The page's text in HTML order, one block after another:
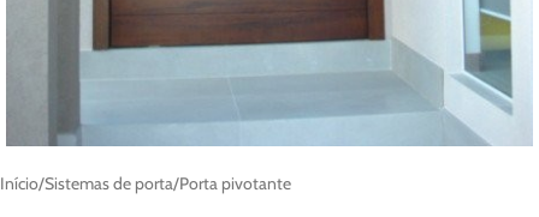
Início/Sistemas de porta/Porta pivotante